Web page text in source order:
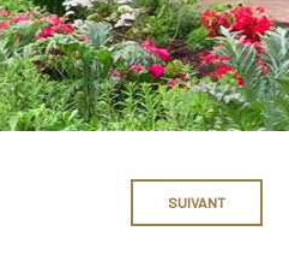
SUIVANT